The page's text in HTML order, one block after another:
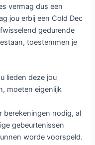
vermag dus een
jou erbij een Cold Dec
gedurende
toestemmen je
lieden deze jou
moeten eigenlijk
berekeningen nodig, al
gebeurtenissen
worde voorspeld.